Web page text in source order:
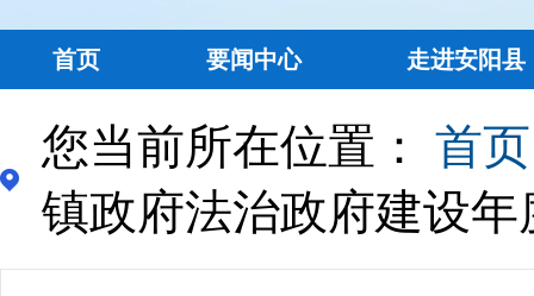
首页 要闻中心 走进安阳县
您当前所在位置： 首页
镇政府法治政府建设年